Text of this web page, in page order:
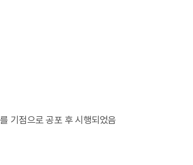
기점으로 공포 후 시행되었음